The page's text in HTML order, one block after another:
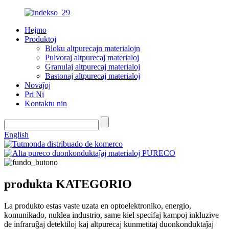
Hejmo
Produktoj
Bloku altpurecajn materialojn
Pulvoraj altpurecaj materialoj
Granulaj altpurecaj materialoj
Bastonaj altpurecaj materialoj
Novaĵoj
Pri Ni
Kontaktu nin
English
produkta KATEGORIO
La produkto estas vaste uzata en optoelektroniko, energio,
komunikado, nuklea industrio, same kiel specifaj kampoj inkluzive
de infraruĝaj detektiloj kaj altpurecaj kunmetitaj duonkonduktaĵaj